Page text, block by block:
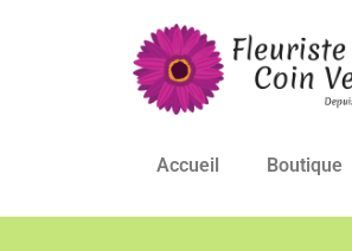
Accueil Boutique